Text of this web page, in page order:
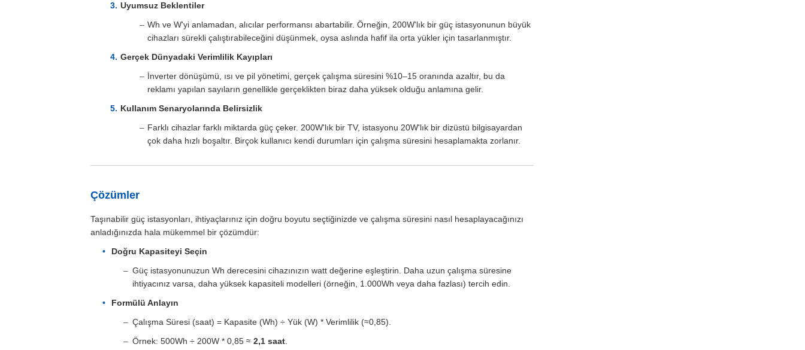
Uyumsuz Beklentiler
Wh ve W'yi anlamadan, alıcılar performansı abartabilir. Örneğin, 200W'lık bir güç istasyonunun büyük
cihazları sürekli çalıştırabileceğini düşünmek, oysa aslında hafif ila orta yükler için tasarlanmıştır.
Gerçek Dünyadaki Verimlilik Kayıpları
İnverter dönüşümü, ısı ve pil yönetimi, gerçek çalışma süresini %10–15 oranında azaltır, bu da
reklamı yapılan sayıların genellikle gerçeklikten biraz daha yüksek olduğu anlamına gelir.
Kullanım Senaryolarında Belirsizlik
Farklı cihazlar farklı miktarda güç çeker. 200W'lık bir TV, istasyonu 20W'lık bir dizüstü bilgisayardan
çok daha hızlı boşaltır. Birçok kullanıcı kendi durumları için çalışma süresini hesaplamakta zorlanır.
Çözümler
Taşınabilir güç istasyonları, ihtiyaçlarınız için doğru boyutu seçtiğinizde ve çalışma süresini nasıl hesaplayacağınızı
anladığınızda hala mükemmel bir çözümdür:
Doğru Kapasiteyi Seçin
Güç istasyonunuzun Wh derecesini cihazınızın watt değerine eşleştirin. Daha uzun çalışma süresine
ihtiyacınız varsa, daha yüksek kapasiteli modelleri (örneğin, 1.000Wh veya daha fazlası) tercih edin.
Formülü Anlayın
Çalışma Süresi (saat) = Kapasite (Wh) ÷ Yük (W) * Verimlilik (≈0,85).
Örnek: 500Wh ÷ 200W * 0,85 ≈ 2,1 saat.